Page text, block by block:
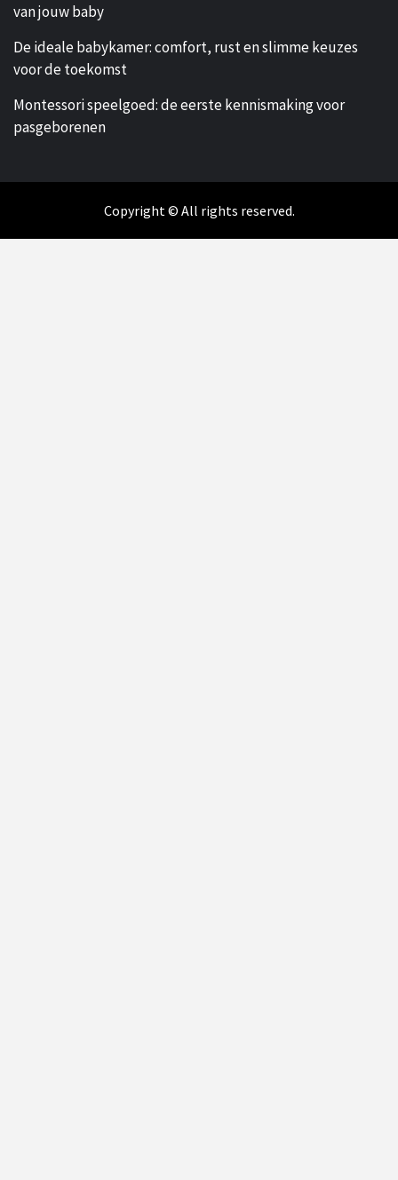
van jouw baby
De ideale babykamer: comfort, rust en slimme keuzes
voor de toekomst
Montessori speelgoed: de eerste kennismaking voor
pasgeborenen
Copyright © All rights reserved.